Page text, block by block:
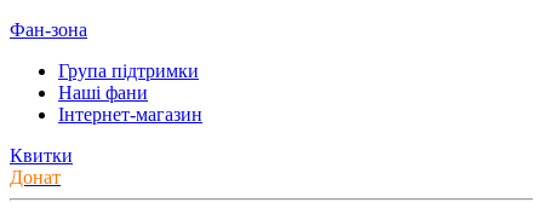
Фан-зона
Група підтримки
Наші фани
Інтернет-магазин
Квитки
Донат